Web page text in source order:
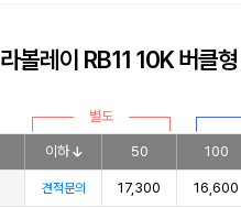
라볼레이 RB11 10K 버클
별도
이하 50 100
견적문의 17,300 16,600